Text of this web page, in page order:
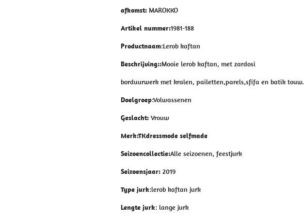
afkomst: MAROKKO
Artikel nummer:1981-188
Productnaam:Lerob kaftan
Beschrijving::Mooie lerob kaftan, met zardosi
borduurwerk met kralen, pailetten,parels,sfifa en batik touw.
Doelgroep:Volwassenen
Geslacht: Vrouw
Merk:TKdressmode selfmade
Seizoencollectie:Alle seizoenen, feestjurk
Seizoensjaar: 2019
Type jurk:lerob kaftan jurk
Lengte jurk: lange jurk